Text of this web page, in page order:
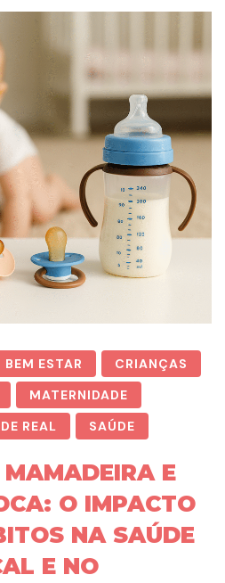
BEM ESTAR
CRIANÇAS
MATERNIDADE
REAL
SAÚDE
E
O IMPACTO
NA SAÚDE
E NO